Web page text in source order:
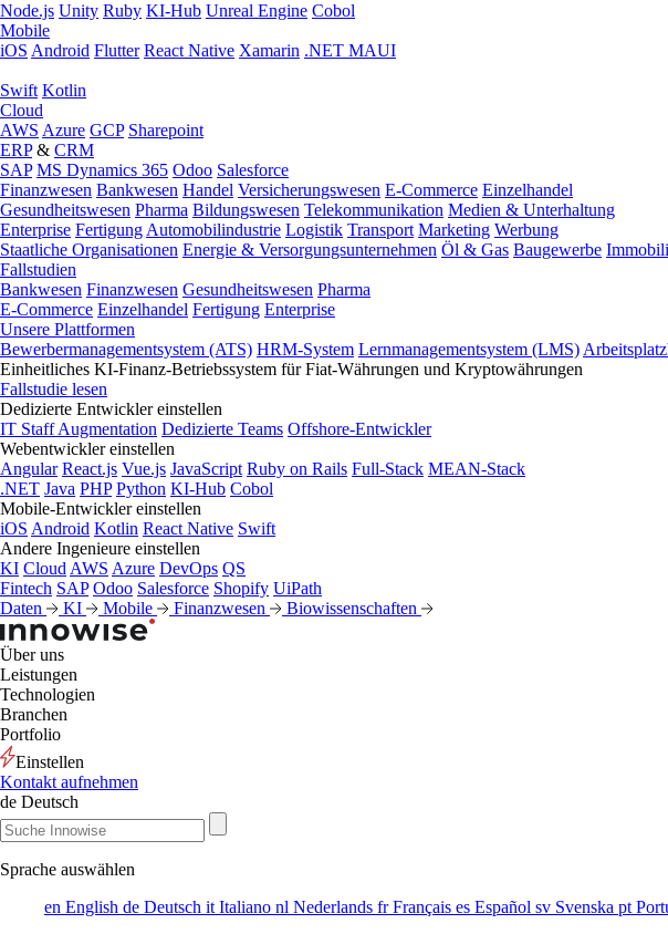
Node.js Unity Ruby KI-Hub Unreal Engine Cobol
Mobile
iOS Android Flutter React Native Xamarin .NET MAUI
Swift Kotlin
Cloud
AWS Azure GCP Sharepoint
ERP& CRM
SAP MS Dynamics 365 Odoo Salesforce
Finanzwesen Bankwesen Handel Versicherungswesen E-Commerce Einzelhandel
Gesundheitswesen Pharma Bildungswesen Telekommunikation Medien & Unterhaltung
Enterprise Fertigung Automobilindustrie Logistik Transport Marketing Werbung
Staatliche Organisationen Energie & Versorgungsunternehmen Öl & Gas Baugewerbe
Fallstudien
Bankwesen Finanzwesen Gesundheitswesen Pharma
E-Commerce Einzelhandel Fertigung Enterprise
Unsere Plattformen
Bewerbermanagementsystem (ATS) HRM-System Lernmanagementsystem (LMS)
Einheitliches KI-Finanz-Betriebssystem für Fiat-Währungen und Kryptowährungen
Fallstudie lesen
Dedizierte Entwickler einstellen
IT Staff Augmentation Dedizierte Teams Offshore-Entwickler
Webentwickler einstellen
Angular React.js Vue.js JavaScript Ruby on Rails Full-Stack MEAN-Stack
.NET Java PHP Python KI-Hub Cobol
Mobile-Entwickler einstellen
iOS Android Kotlin React Native Swift
Andere Ingenieure einstellen
KI Cloud AWS Azure DevOps QS
Fintech SAP Odoo Salesforce Shopify UiPath
Daten
KI Mobile Finanzwesen Biowissenschaften
Über uns
Leistungen
Technologien
Branchen
Portfolio
Einstellen
Kontakt aufnehmen
de Deutsch
Sprache auswählen
en English de Deutsch it Italiano nl Nederlands frFrançais es Español sv Svenska pt